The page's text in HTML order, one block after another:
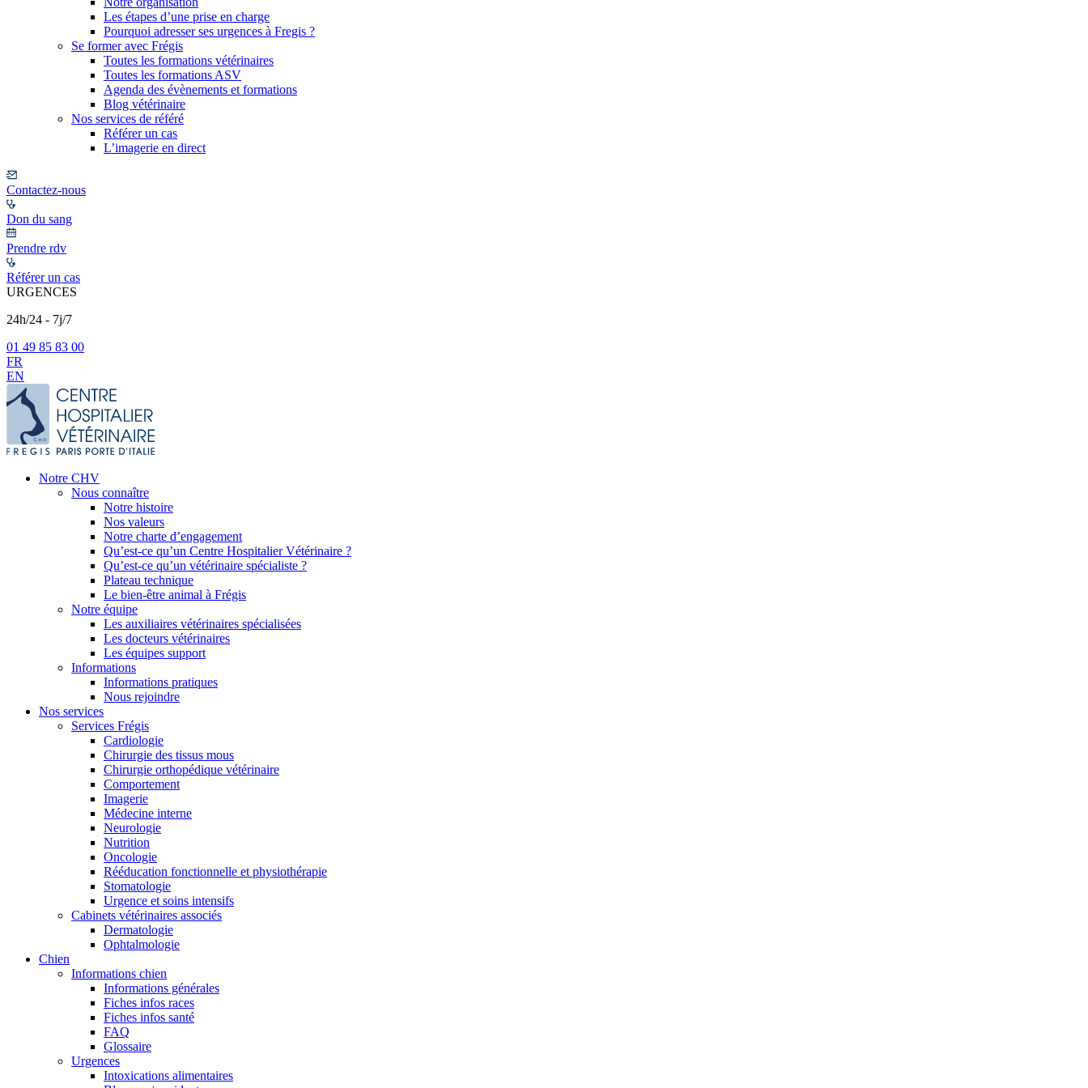
Les étapes d’une prise en charge
Pourquoi adresser ses urgences à Fregis ?
Se former avec Frégis
Toutes les formations vétérinaires
Toutes les formations ASV
Agenda des évènements et formations
Blog vétérinaire
Nos services de référé
Référer un cas
L’imagerie en direct
Contactez-nous
Don du sang
Prendre rdv
Référer un cas
URGENCES
24h/24 - 7j/7
01 49 85 83 00
FR
EN
Notre CHV
Nous connaître
Notre histoire
Nos valeurs
Notre charte d’engagement
Qu’est-ce qu’un Centre Hospitalier Vétérinaire ?
Qu’est-ce qu’un vétérinaire spécialiste ?
Plateau technique
Le bien-être animal à Frégis
Notre équipe
Les auxiliaires vétérinaires spécialisées
Les docteurs vétérinaires
Les équipes support
Informations
Informations pratiques
Nous rejoindre
Nos services
Services Frégis
Cardiologie
Chirurgie des tissus mous
Chirurgie orthopédique vétérinaire
Comportement
Imagerie
Médecine interne
Neurologie
Nutrition
Oncologie
Rééducation fonctionnelle et physiothérapie
Stomatologie
Urgence et soins intensifs
Cabinets vétérinaires associés
Dermatologie
Ophtalmologie
Chien
Informations chien
Informations générales
Fiches infos races
Fiches infos santé
FAQ
Glossaire
Urgences
Intoxications alimentaires